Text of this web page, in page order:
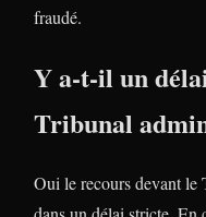
fraudé.
Y a-t-il un
Tribunal
Oui le recours devant